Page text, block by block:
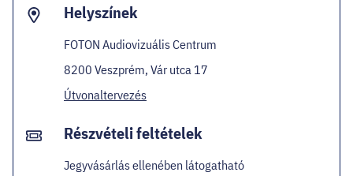
Helyszínek
FOTON Audiovizuális Centrum
8200 Veszprém, Vár utca 17
Útvonaltervezés
Részvételi feltételek
Jegyvásárlás ellenében látogatható